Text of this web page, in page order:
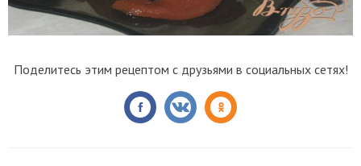
Поделитесь этим рецептом с друзьями в социальных сетях!